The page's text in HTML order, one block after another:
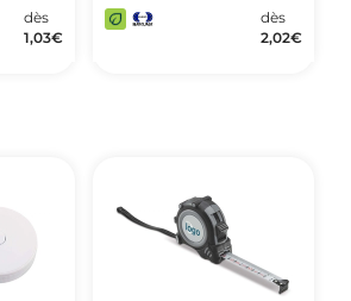
dès
1,03€
dès
2,02€